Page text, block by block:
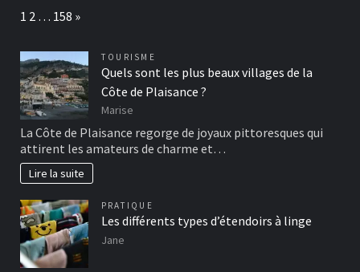
Page:
1 2 … 158 Next
»
TOURISME
Quels sont les plus beaux villages de la
Côte de Plaisance ?
Marise
La Côte de Plaisance regorge de joyaux pittoresques qui
attirent les amateurs de charme et…
Lire la suite
PRATIQUE
Les différents types d’étendoirs à linge
Jane